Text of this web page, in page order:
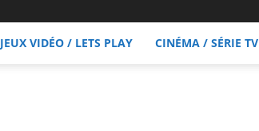
JEUX VIDÉO / LETS PLAY CINÉMA / SÉRIE TV